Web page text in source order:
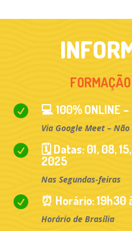
 💻 100% ONLINE –
Via Google Meet –
 🗓 Datas: 01, 08,
2025
Nas Segundas-feiras
 ⏰ Horário: 19h30
Horário de Brasília